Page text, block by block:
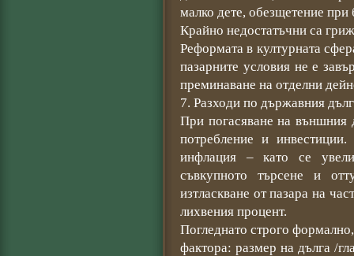
малко дете, обезщетение при
Крайно недостатъчни са
Реформата в културната
пазарните условия не е
преминаване на отделни
7. Разходи по държавния дълг
При погасяване на външния
потребление и
инфлация – като се
съвкупното търсене и
изтласкване от пазара на
лихвения процент.
Погледнато строго
фактора: размер на дълга /